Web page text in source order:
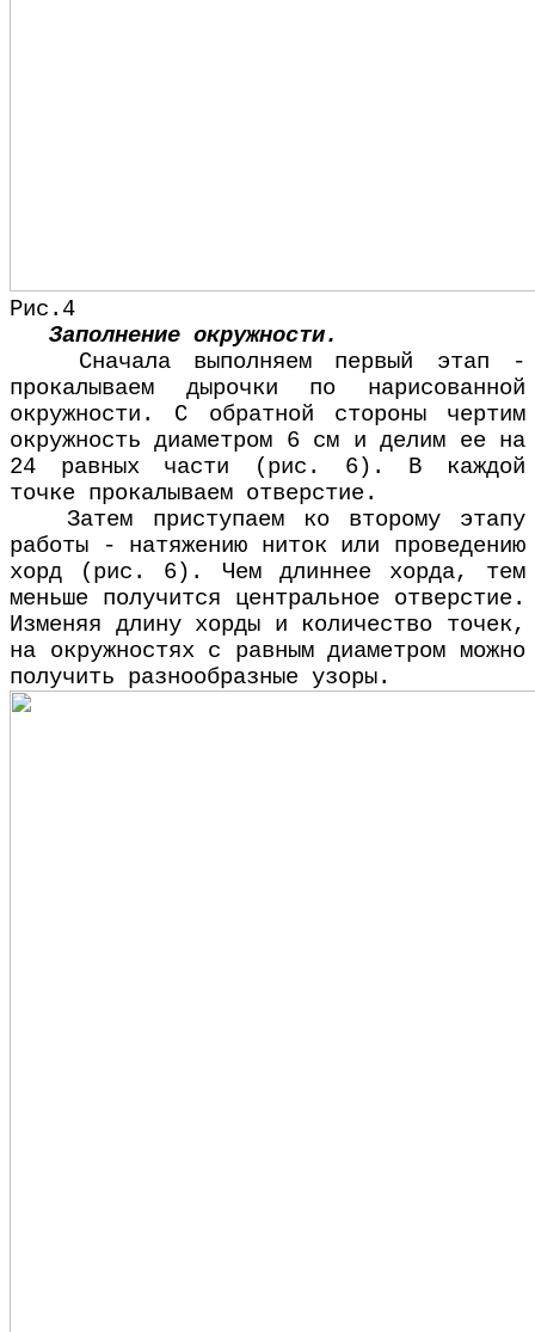
Рис.4
Заполнение окружности.
Сначала выполняем первый этап -
прокалываем дырочки по нарисованной
окружности. С обратной стороны чертим
окружность диаметром 6 см и делим ее на
24 равных части (рис. 6). В каждой
точке прокалываем отверстие.
Затем приступаем ко второму этапу
работы - натяжению ниток или проведению
хорд (рис. 6). Чем длиннее хорда, тем
меньше получится центральное отверстие.
Изменяя длину хорды и количество точек,
на окружностях с равным диаметром можно
получить разнообразные узоры.